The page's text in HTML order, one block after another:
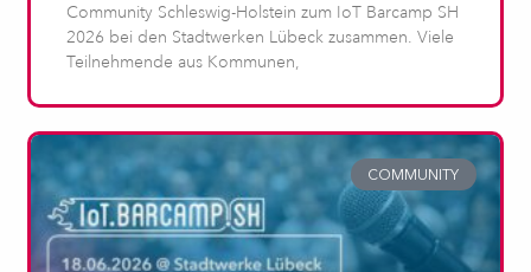
Community Schleswig-Holstein zum IoT Barcamp SH
2026 bei den Stadtwerken Lübeck zusammen. Viele
Teilnehmende aus Kommunen,
COMMUNITY